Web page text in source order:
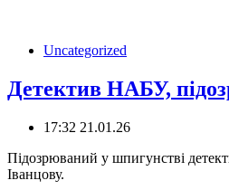
Uncategorized
Детектив НАБУ,
17:32 21.01.26
Підозрюваний у шпигунстві
Іванцову.